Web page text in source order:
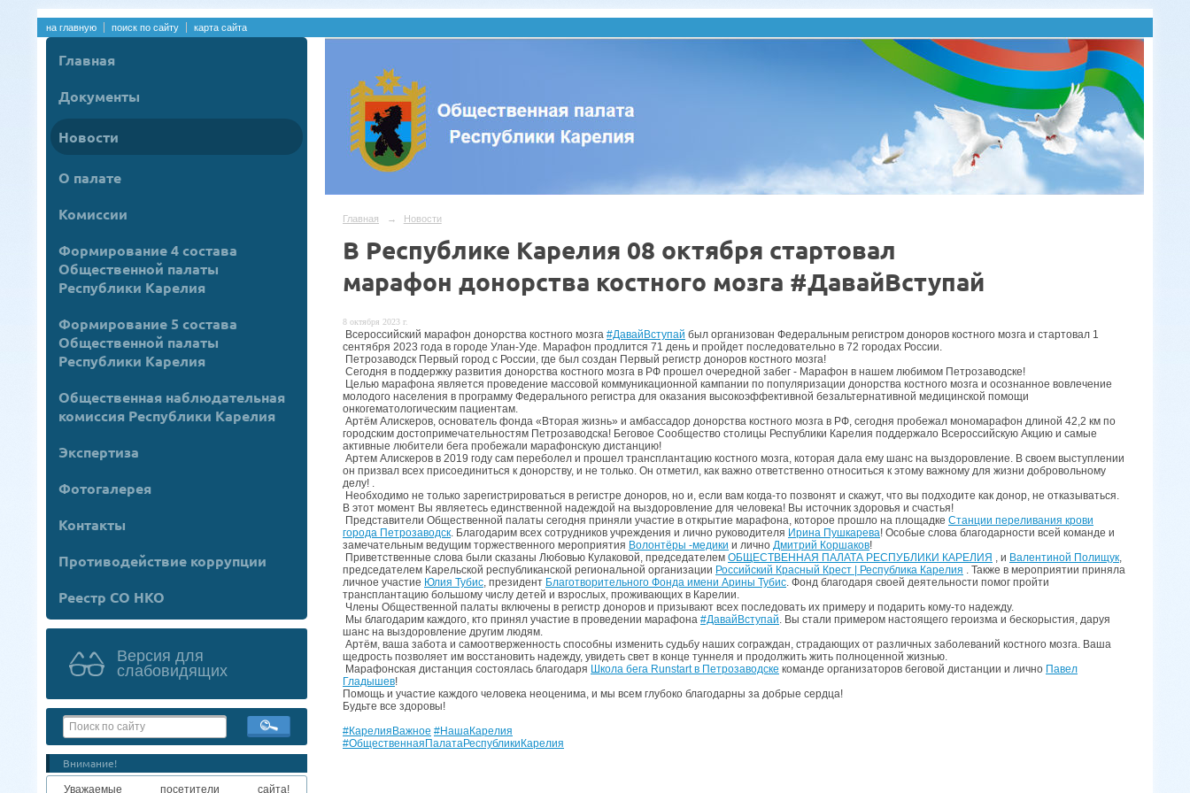
на главную поиск по сайту карта сайта
Главная
Документы
Новости
О палате
Комиссии
Формирование 4 состава
Общественной палаты
Республики Карелия
Формирование 5 состава
Общественной палаты
Республики Карелия
Общественная наблюдательная
комиссия Республики Карелия
Экспертиза
Фотогалерея
Контакты
Противодействие коррупции
Реестр СО НКО
Версия для
слабовидящих
Внимание!
Уважаемые посетители сайта!
Главная → Новости
В Республике Карелия 08 октября стартовал
марафон донорства костного мозга #ДавайВступай
8 октября 2023 г.
Всероссийский марафон донорства костного мозга #ДавайВступай был организован Федеральным регистром доноров костного мозга и стартовал 1
сентября 2023 года в городе Улан-Уде. Марафон продлится 71 день и пройдет последовательно в 72 городах России.
Петрозаводск Первый город с России, где был создан Первый регистр доноров костного мозга!
Сегодня в поддержку развития донорства костного мозга в РФ прошел очередной забег - Марафон в нашем любимом Петрозаводске!
Целью марафона является проведение массовой коммуникационной кампании по популяризации донорства костного мозга и осознанное вовлечение
молодого населения в программу Федерального регистра для оказания высокоэффективной безальтернативной медицинской помощи
онкогематологическим пациентам.
Артём Алискеров, основатель фонда «Вторая жизнь» и амбассадор донорства костного мозга в РФ, сегодня пробежал мономарафон длиной 42,2 км по
городским достопримечательностям Петрозаводска! Беговое Сообщество столицы Республики Карелия поддержало Всероссийскую Акцию и самые
активные любители бега пробежали марафонскую дистанцию!
Артем Алискеров в 2019 году сам переболел и прошел трансплантацию костного мозга, которая дала ему шанс на выздоровление. В своем выступлении
он призвал всех присоединиться к донорству, и не только. Он отметил, как важно ответственно относиться к этому важному для жизни добровольному
делу! .
Необходимо не только зарегистрироваться в регистре доноров, но и, если вам когда-то позвонят и скажут, что вы подходите как донор, не отказываться.
В этот момент Вы являетесь единственной надеждой на выздоровление для человека! Вы источник здоровья и счастья!
Представители Общественной палаты сегодня приняли участие в открытие марафона, которое прошло на площадке Станции переливания крови
города Петрозаводск . Благодарим всех сотрудников учреждения и лично руководителя Ирина Пушкарева! Особые слова благодарности всей команде и
замечательным ведущим торжественного мероприятия Волонтёры -медики и лично Дмитрий Коршаков!
Приветственные слова были сказаны Любовью Кулаковой, председателем ОБЩЕСТВЕННАЯ ПАЛАТА РЕСПУБЛИКИ КАРЕЛИЯ , и Валентиной Полищук
председателем Карельской республиканской региональной организации Российский Красный Крест | Республика Карелия . Также в мероприятии приняла
личное участие Юлия Тубис , президент Благотворительного Фонда имени Арины Тубис . Фонд благодаря своей деятельности помог пройти
трансплантацию большому числу детей и взрослых, проживающих в Карелии.
Члены Общественной палаты включены в регистр доноров и призывают всех последовать их примеру и подарить кому-то надежду.
Мы благодарим каждого, кто принял участие в проведении марафона #ДавайВступай . Вы стали примером настоящего героизма и бескорыстия, даруя
шанс на выздоровление другим людям.
Артём, ваша забота и самоотверженность способны изменить судьбу наших сограждан, страдающих от различных заболеваний костного мозга. Ваша
щедрость позволяет им восстановить надежду, увидеть свет в конце туннеля и продолжить жить полноценной жизнью.
Марафонская дистанция состоялась благодаря Школа бега Runstart в Петрозаводске команде организаторов беговой дистанции и лично Павел
Гладышев!
Помощь и участие каждого человека неоценима, и мы всем глубоко благодарны за добрые сердца!
Будьте все здоровы!
#КарелияВажное #НашаКарелия
#ОбщественнаяПалатаРеспубликиКарелия